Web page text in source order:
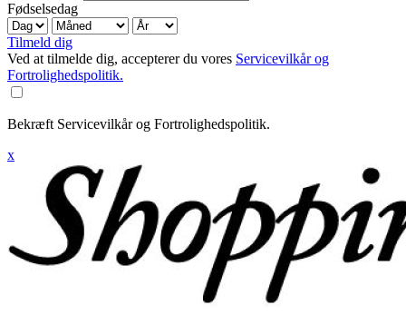
Fødselsedag
Tilmeld dig
Ved at tilmelde dig, accepterer du vores Servicevilkår og
Fortrolighedspolitik.
Bekræft Servicevilkår og Fortrolighedspolitik.
x